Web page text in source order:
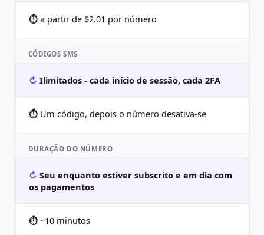
a partir de $2.01 por número
CÓDIGOS SMS
Ilimitados - cada início de sessão, cada 2FA
Um código, depois o número desativa-se
DURAÇÃO DO NÚMERO
Seu enquanto estiver subscrito e em dia com
os pagamentos
~10 minutos